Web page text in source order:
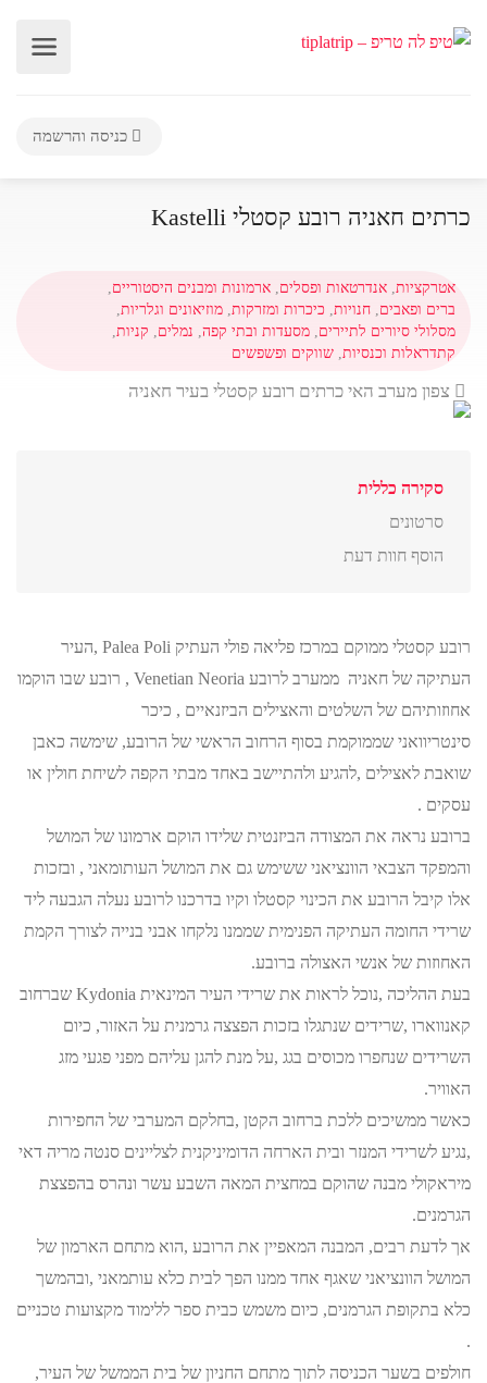
כניסה והרשמה
כרתים חאניה רובע קסטלי Kastelli
אטרקציות, אנדרטאות ופסלים, ארמונות ומבנים היסטוריים,
ברים ופאבים, חנויות, כיכרות ומזרקות, מוזיאונים וגלריות,
מסלולי סיורים לתיירים, מסעדות ובתי קפה, נמלים, קניות,
קתדראלות וכנסיות, שווקים ופשפשים
צפון מערב האי כרתים רובע קסטלי בעיר חאניה
סקירה כללית
סרטונים
הוסף חוות דעת
רובע קסטלי ממוקם במרכז פליאה פולי העתיק Palea Poli ,העיר
העתיקה של חאניה ממערב לרובע Venetian Neoria , רובע שבו הוקמו
אחוזותיהם של השלטים והאצילים הביזנאיים , כיכר
סינטריוואני שממוקמת בסוף הרחוב הראשי של הרובע, שימשה כאבן
שואבת לאצילים ,להגיע ולהתיישב באחד מבתי הקפה לשיחת חולין או
עסקים .
ברובע נראה את המצודה הביזנטית שלידו הוקם ארמונו של המושל
והמפקד הצבאי הוונציאני ששימש גם את המושל העותומאני , ובזכות
אלו קיבל הרובע את הכינוי קסטלו וקיו בדרכנו לרובע נעלה הגבעה ליד
שרידי החומה העתיקה הפנימית שממנו נלקחו אבני בנייה לצורך הקמת
האחוזות של אנשי האצולה ברובע.
בעת ההליכה ,נוכל לראות את שרידי העיר המינאית Kydonia שברחוב
קאנווארו ,שרידים שנתגלו בזכות הפצצה גרמנית על האזור, כיום
השרידים שנחפרו מכוסים בגג ,על מנת להגן עליהם מפני פגעי מזג
האוויר.
כאשר ממשיכים ללכת ברחוב הקטן ,בחלקם המערבי של החפירות
,נגיע לשרידי המנזר ובית הארחה הדומיניקנית לצליינים סנטה מריה דאי
מיראקולי מבנה שהוקם במחצית המאה השבע עשר ונהרס בהפצצת
הגרמנים.
אך לדעת רבים, המבנה המאפיין את הרובע ,הוא מתחם הארמון של
המושל הוונציאני שאגף אחד ממנו הפך לבית כלא עותמאני ,ובהמשך
כלא בתקופת הגרמנים, כיום משמש כבית ספר ללימוד מקצועות טכניים
.
חולפים בשער הכניסה לתוך מתחם החניון של בית הממשל של העיר,